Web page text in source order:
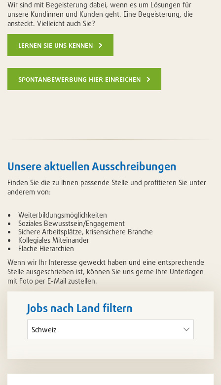
Wir sind mit Begeisterung dabei, wenn es um Lösungen für
unsere Kundinnen und Kunden geht. Eine Begeisterung, die
ansteckt. Vielleicht auch Sie?
lernen sie uns kennen
spontanbewerbung hier einreichen
Unsere aktuellen Ausschreibungen
Finden Sie die zu Ihnen passende Stelle und profitieren Sie unter
anderem von:
Weiterbildungsmöglichkeiten
Soziales Bewusstsein/Engagement
Sichere Arbeitsplätze, krisensichere Branche
Kollegiales Miteinander
Flache Hierarchien
Wenn wir Ihr Interesse geweckt haben und eine entsprechende
Stelle ausgeschrieben ist, können Sie uns gerne Ihre Unterlagen
mit Foto per E-Mail zustellen.
Jobs nach Land filtern